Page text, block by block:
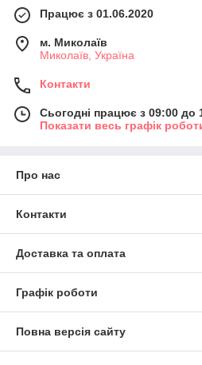
Працює з 01.06.2020
м. Миколаїв
Миколаїв, Україна
Контакти
Сьогодні працює з 09:00 до
Показати весь графік
Про нас
Контакти
Доставка та оплата
Графік роботи
Повна версія сайту